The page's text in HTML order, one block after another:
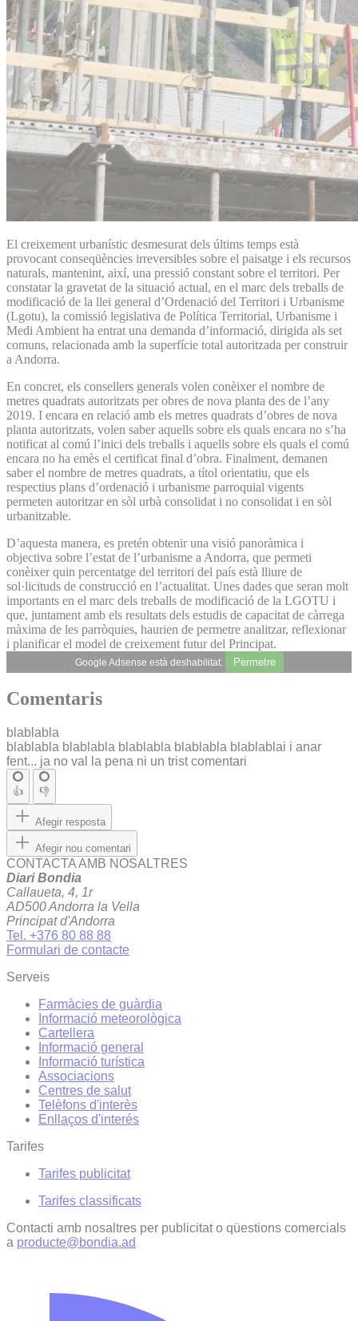
El creixement urbanístic desmesurat dels últims temps està
provocant conseqüències irreversibles sobre el paisatge i els recursos
naturals, mantenint, així, una pressió constant sobre el territori. Per
constatar la gravetat de la situació actual, en el marc dels treballs de
modificació de la llei general d’Ordenació del Territori i Urbanisme
(Lgotu), la comissió legislativa de Política Territorial, Urbanisme i
Medi Ambient ha entrat una demanda d’informació, dirigida als set
comuns, relacionada amb la superfície total autoritzada per construir
a Andorra.
En concret, els consellers generals volen conèixer el nombre de
metres quadrats autoritzats per obres de nova planta des de l’any
2019. I encara en relació amb els metres quadrats d’obres de nova
planta autoritzats, volen saber aquells sobre els quals encara no s’ha
notificat al comú l’inici dels treballs i aquells sobre els quals el comú
encara no ha emès el certificat final d’obra. Finalment, demanen
saber el nombre de metres quadrats, a títol orientatiu, que els
respectius plans d’ordenació i urbanisme parroquial vigents
permeten autoritzar en sòl urbà consolidat i no consolidat i en sòl
urbanitzable.
D’aquesta manera, es pretén obtenir una visió panoràmica i
objectiva sobre l’estat de l’urbanisme a Andorra, que permeti
conèixer quin percentatge del territori del país està lliure de
sol·licituds de construcció en l’actualitat. Unes dades que seran molt
importants en el marc dels treballs de modificació de la LGOTU i
que, juntament amb els resultats dels estudis de capacitat de càrrega
màxima de les parròquies, haurien de permetre analitzar, reflexionar
i planificar el model de creixement futur del Principat.
Google Adsense està deshabilitat. Permetre
Comentaris
blablabla
blablabla blablabla blablabla blablabla blablablai i anar
fent... ja no val la pena ni un trist comentari
👍 👎
Afegir resposta
Afegir nou comentari
CONTACTA AMB NOSALTRES
Diari Bondia
Callaueta, 4, 1r
AD500 Andorra la Vella
Principat d'Andorra
Tel. +376 80 88 88
Formulari de contacte
Serveis
Farmàcies de guàrdia
Informació meteorològica
Cartellera
Informació general
Informació turística
Associacions
Centres de salut
Telèfons d'interès
Enllaços d'interés
Tarifes
Tarifes publicitat
Tarifes classificats
Contacti amb nosaltres per publicitat o qüestions comercials
a producte@bondia.ad